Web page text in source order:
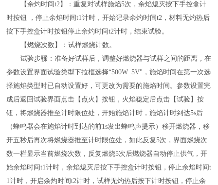
【余灼时间t2】：重复对试样施焰5次，余焰熄灭按下手控盒计
时按钮 ，停止余焰时间t1计时，开始记录余灼时间t2，材料无灼热后
按下手控盒计时按钮停止余灼时间t2计时，结束试验。
【燃烧次数】：试样燃烧计数。
试验步骤：准备好试样后，调整好燃烧器与试样之间的距离，在
参数设置界面试验类型下拉框选择“500W_5V"，施焰时间在第一次选
择施焰类型时已自动设置好，可更改为需要的施焰时间。参数设置完
成后返回试验界面点击【点火】按钮，火焰稳定后点击【试验】按
钮，将燃烧器推至计时限位处，开始施焰计时，施焰计时到达5s后
（蜂鸣器会在施焰计时到达的前1s发出蜂鸣声提示）移开燃烧器，移
开五秒后再次将燃烧器推至计时限位处，如此反复5次，界面燃烧次
数一栏显示当前燃烧次数，反复燃烧5次后燃烧器自动停止供气，开
始余焰时间t1计时，余焰熄灭后按下手控盒计时按钮，停止余焰时间t
1计时，开启余灼时间t2计时，试样无灼热后按下计时按钮，停止余